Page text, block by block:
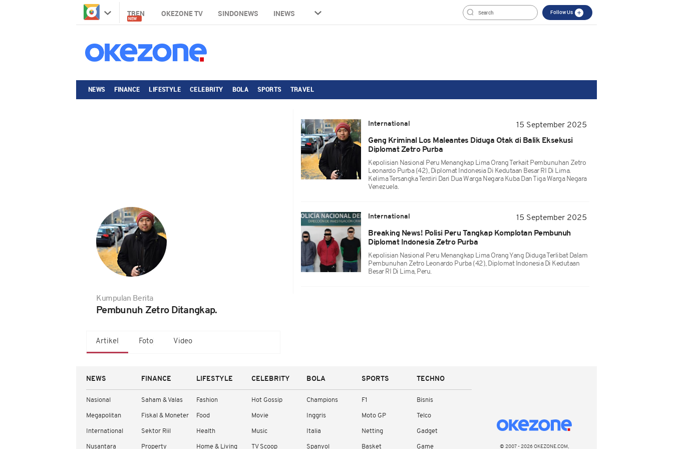
TREN
NEW
OKEZONE TV SINDONEWS INEWS Follow Us
NEWS FINANCE LIFESTYLE CELEBRITY BOLA SPORTS TRAVEL
Kumpulan Berita
Pembunuh Zetro Ditangkap.
Artikel Foto Video
International
15 September 2025
Geng Kriminal Los Maleantes Diduga Otak di Balik Eksekusi
Diplomat Zetro Purba
Kepolisian Nasional Peru Menangkap Lima Orang Terkait Pembunuhan Zetro
Leonardo Purba (42), Diplomat Indonesia Di Kedutaan Besar RI Di Lima.
Kelima Tersangka Terdiri Dari Dua Warga Negara Kuba Dan Tiga Warga Negara
Venezuela.
International
15 September 2025
Breaking News! Polisi Peru Tangkap Komplotan Pembunuh
Diplomat Indonesia Zetro Purba
Kepolisian Nasional Peru Menangkap Lima Orang Yang Diduga Terlibat Dalam
Pembunuhan Zetro Leonardo Purba (42), Diplomat Indonesia Di Kedutaan
Besar RI Di Lima, Peru.
NEWS
Nasional
Megapolitan
International
Nusantara
FINANCE
Saham & Valas
Fiskal & Moneter
Sektor Riil
Property
LIFESTYLE
Fashion
Food
Health
Home & Living
CELEBRITY
Hot Gossip
Movie
Music
TV Scoop
BOLA
Champions
Inggris
Italia
Spanyol
SPORTS
F1
Moto GP
Netting
Basket
TECHNO
Bisnis
Telco
Gadget
Game © 2007 - 2026 OKEZONE.COM,